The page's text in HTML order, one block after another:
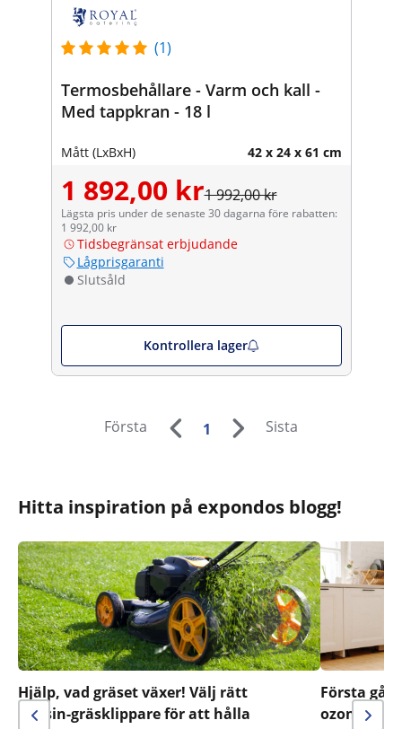
(1)
Termosbehållare - Varm och kall -
Med tappkran - 18 l
Mått (LxBxH) 42 x 24 x 61 cm
1 892,00 kr1 992,00 kr
Lägsta pris under de senaste 30 dagarna före rabatten:
1 992,00 kr
Tidsbegränsat erbjudande
Lågprisgaranti
Slutsåld
Kontrollera lager
Första 1 Sista
Hitta inspiration på expondos blogg!
Hjälp, vad gräset växer! Välj rätt
bensin-gräsklippare för att hålla
Första